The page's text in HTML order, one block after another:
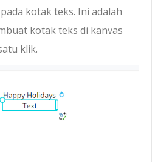
kotak teks. Ini adalah
kotak teks di kanvas
klik.